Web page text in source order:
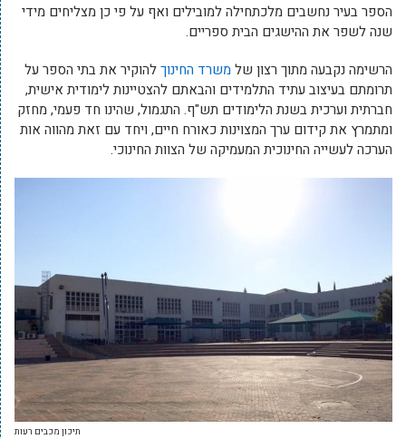
הספר בעיר נחשבים מלכתחילה למובילים ואף על פי כן מצליחים מידי
שנה לשפר את ההישגים הבית ספריים.
הרשימה נקבעה מתוך רצון שלמשרד החינוךלהוקיר את בתי הספר על
תרומתם בעיצוב עתיד התלמידים והבאתם להצטיינות לימודית אישית,
חברתית וערכית בשנת הלימודים תש"ף. התגמול, שהינו חד פעמי, מחזק
ומתמרץ את קידום ערך המצוינות כאורח חיים, ויחד עם זאת מהווה אות
הערכה לעשייה החינוכית המעמיקה של הצוות החינוכי.
תיכון מכבים רעות